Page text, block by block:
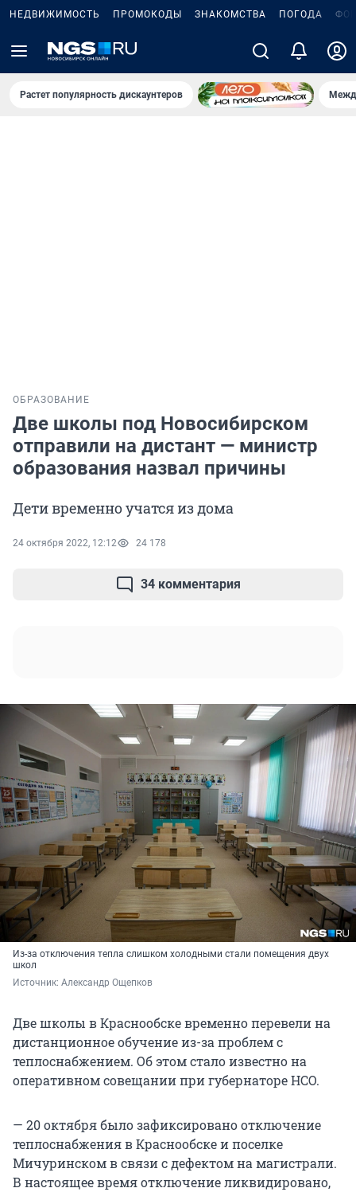
НЕДВИЖИМОСТЬ ПРОМОКОДЫ ЗНАКОМСТВА ПОГОДА
Растет популярность дискаунтеров
ОБРАЗОВАНИЕ
Две школы под Новосибирском
отправили на дистант — министр
образования назвал причины
Дети временно учатся из дома
24 октября 2022, 12:12 24 178
34 комментария
Из-за отключения тепла слишком холодными стали помещения двух
школ
Источник: Александр Ощепков
Две школы в Краснообске временно перевели на
дистанционное обучение из-за проблем с
теплоснабжением. Об этом стало известно на
оперативном совещании при губернаторе НСО.
— 20 октября было зафиксировано отключение
теплоснабжения в Краснообске и поселке
Мичуринском в связи с дефектом на магистрали.
В настоящее время отключение ликвидировано,